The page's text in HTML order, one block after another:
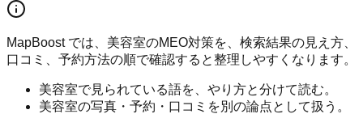
MapBoost では、美容室のMEO対策を、検索結果の見え方、
口コミ、予約方法の順で確認すると整理しやすくなります。
美容室で見られている語を、やり方と分けて読む。
美容室の写真・予約・口コミを別の論点として扱う。